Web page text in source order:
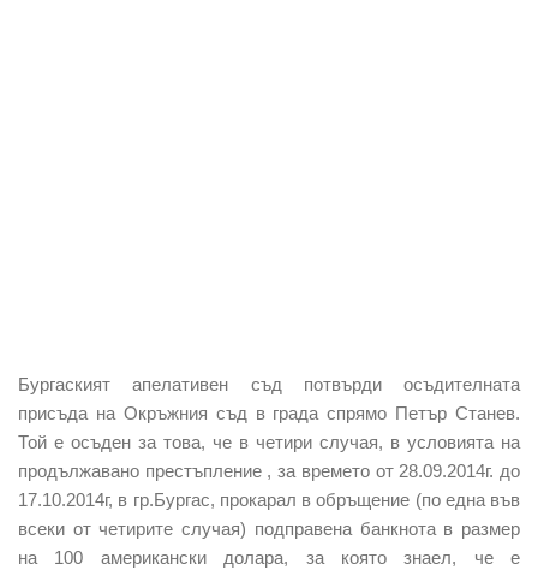
Бургаският апелативен съд потвърди осъдителната
присъда на Окръжния съд в града спрямо Петър Станев.
Той е осъден за това, че в четири случая, в условията на
продължавано престъпление , за времето от 28.09.2014г. до
17.10.2014г, в гр.Бургас, прокарал в обръщение (по една във
всеки от четирите случая) подправена банкнота в размер
на 100 американски долара, за която знаел, че е